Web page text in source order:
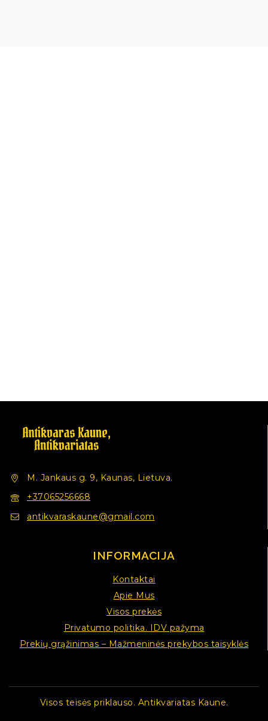
M. Jankaus g. 9, Kaunas, Lietuva.
+37065256668
antikvaraskaune@gmail.com
INFORMACIJA
Kontaktai
Apie Mus
Visos prekės
Privatumo politika. IDV pažyma
Prekių grąžinimas – Mažmeninės prekybos taisyklės
Visos teisės priklauso. Antikvariatas Kaune.